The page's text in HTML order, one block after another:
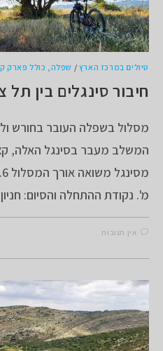
טיולים במרכז הארץ / שפלה, כולל פארק
חיבור סינגלים בין
מסלול בשפלה העובר בחורש
המשלב מעבר בסינגל האלה,
מ'. נקודת ההתחלה והסיום:
אין תגובות